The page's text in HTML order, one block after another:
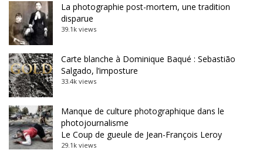
La photographie post-mortem, une tradition
disparue
39.1k views
Carte blanche à Dominique Baqué : Sebastião
Salgado, l’imposture
33.4k views
Manque de culture photographique dans le
photojournalisme
Le Coup de gueule de Jean-François Leroy
29.1k views